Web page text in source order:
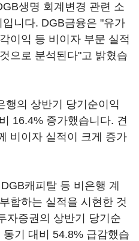
생명 회계변경 관련 소
니다. DGB금융은 "유가
이익 등 비이자 부문 실적
으로 분석된다"고 밝혔습
행의 상반기 당기순이익
16.4% 증가했습니다. 견
비이자 실적이 크게 증가
캐피탈 등 비은행 계
합하는 실적을 시현한 것
자증권의 상반기 당기순
기 대비 54.8% 급감했습